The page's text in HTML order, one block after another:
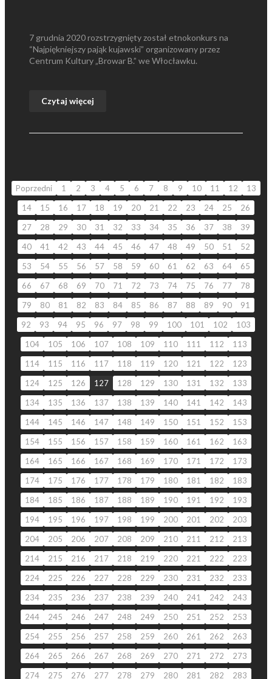
7 grudnia 2020 rozstrzygnięty został etnokonkurs na
“Najpiękniejszy pająk kujawski” organizowany przez
Centrum Kultury „Browar B.” we Włocławku.
Czytaj więcej
Poprzedni 1 2 3 4 5 6 7 8 9 10 11 12
13
14
15 16 17 18 19 20 21 22 23 24 25
26
27
28 29 30 31 32 33 34 35 36 37 38
39
40
41 42 43 44 45 46 47 48 49 50 51
52
53
54 55 56 57 58 59 60 61 62 63 64
65
66
67 68 69 70 71 72 73 74 75 76 77
78
79
80 81 82 83 84 85 86 87 88 89 90
91
92
93 94 95 96 97 98 99 100 101 102
103
104
105 106 107 108 109 110 111 112
113
114
115 116 117 118 119 120 121 122
123
124
125 126 127 128 129 130 131 132
133
134
135 136 137 138 139 140 141 142
143
144
145 146 147 148 149 150 151 152
153
154
155 156 157 158 159 160 161 162
163
164
165 166 167 168 169 170 171 172
173
174
175 176 177 178 179 180 181 182
183
184
185 186 187 188 189 190 191 192
193
194
195 196 197 198 199 200 201 202
203
204
205 206 207 208 209 210 211 212
213
214
215 216 217 218 219 220 221 222
223
224
225 226 227 228 229 230 231 232
233
234
235 236 237 238 239 240 241 242
243
244
245 246 247 248 249 250 251 252
253
254
255 256 257 258 259 260 261 262
263
264
265 266 267 268 269 270 271 272
273
274
275 276 277 278 279 280 281 282 283